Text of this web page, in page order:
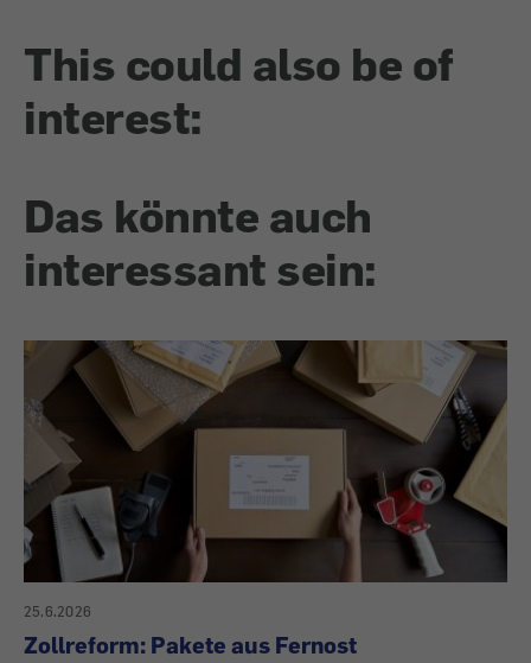
This could also be of
interest:
Das könnte auch
interessant sein:
25.6.2026
Zollreform: Pakete aus Fernost